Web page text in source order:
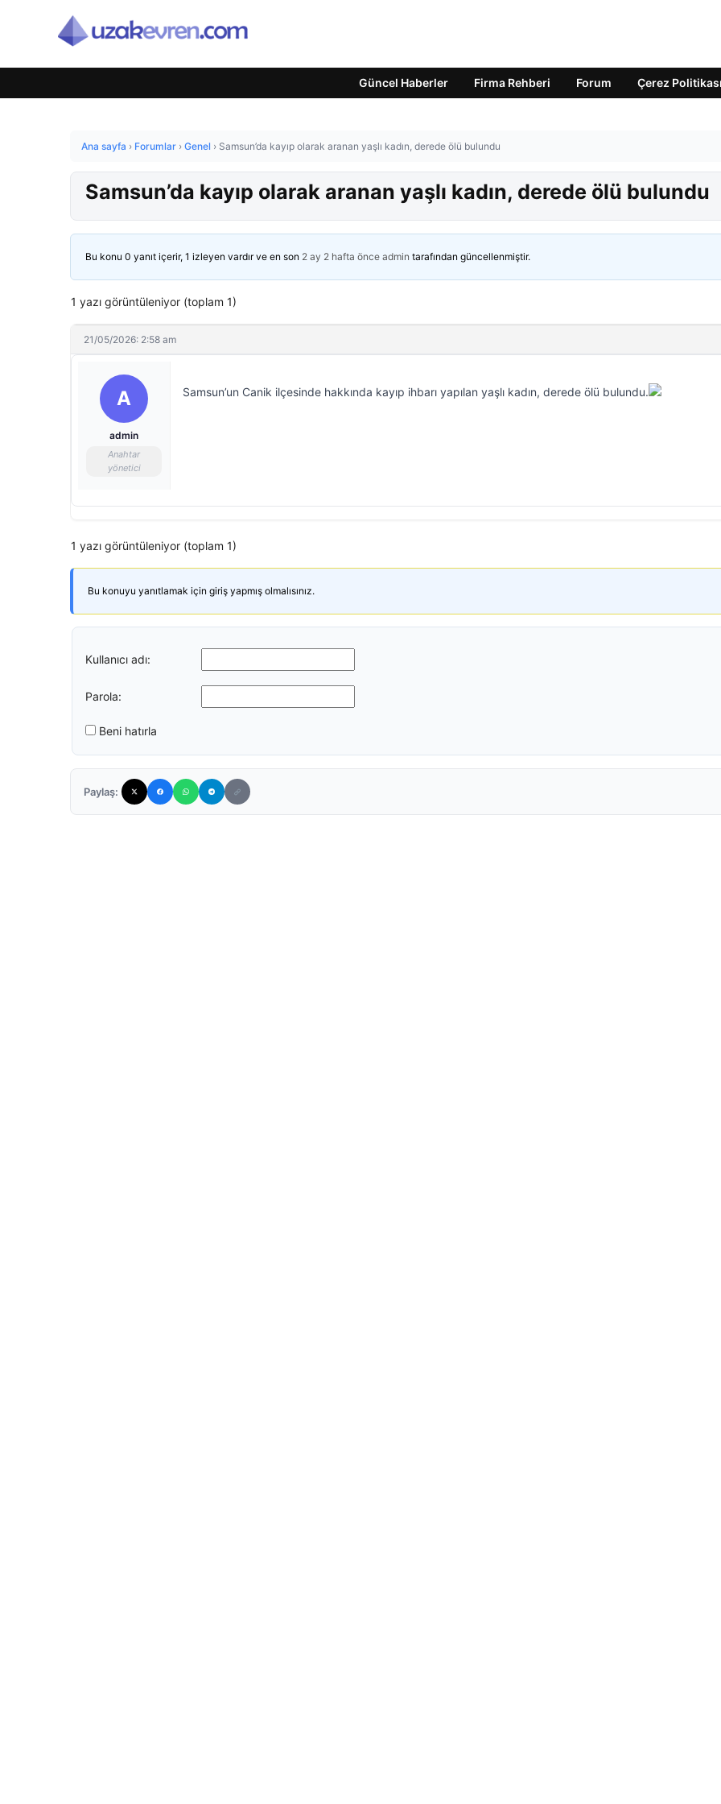
Güncel Haberler Firma Rehberi Forum Çerez Politikası
Ana sayfa › Forumlar › Genel › Samsun’da kayıp olarak aranan yaşlı kadın, derede ölü bulundu
Samsun’da kayıp olarak aranan yaşlı kadın, derede ölü bulundu
Bu konu 0 yanıt içerir, 1 izleyen vardır ve en son 2 ay 2 hafta önce admin tarafından güncellenmiştir.
1 yazı görüntüleniyor (toplam 1)
21/05/2026: 2:58 am
A
admin
Anahtar
yönetici
Samsun’un Canik ilçesinde hakkında kayıp ihbarı yapılan yaşlı kadın, derede ölü bulundu.
1 yazı görüntüleniyor (toplam 1)
Bu konuyu yanıtlamak için giriş yapmış olmalısınız.
Kullanıcı adı:
Parola:
Beni hatırla
Paylaş: